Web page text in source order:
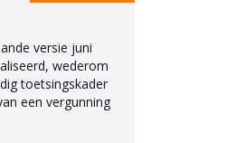
versie juni
wederom
toetsingskader
een vergunning